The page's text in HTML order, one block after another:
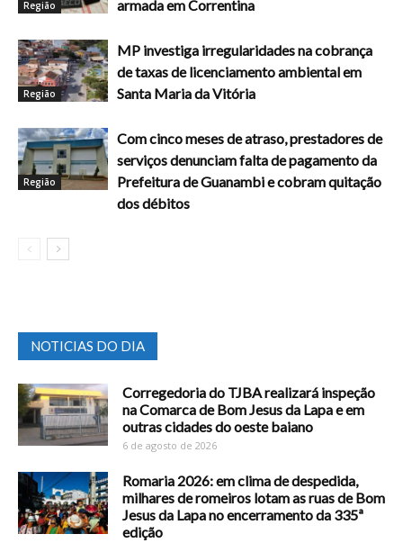
Região armada em Correntina
Região
MP investiga irregularidades na cobrança
de taxas de licenciamento ambiental em
Santa Maria da Vitória
Região
Com cinco meses de atraso, prestadores de
serviços denunciam falta de pagamento da
Prefeitura de Guanambi e cobram quitação
dos débitos
NOTICIAS DO DIA
Corregedoria do TJBA realizará inspeção
na Comarca de Bom Jesus da Lapa e em
outras cidades do oeste baiano
6 de agosto de 2026
Romaria 2026: em clima de despedida,
milhares de romeiros lotam as ruas de Bom
Jesus da Lapa no encerramento da 335ª
edição